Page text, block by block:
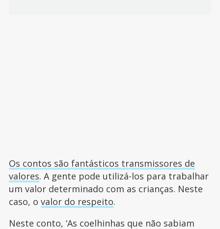
Os contos são fantásticos transmissores de
valores. A gente pode utilizá-los para trabalhar
um valor determinado com as crianças. Neste
caso, o valor do respeito.
Neste conto, ‘As coelhinhas que não sabiam